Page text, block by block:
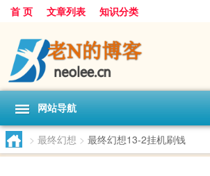
首 页 文章列表 知识分类
网站导航
> 最终幻想 > 最终幻想13-2挂机刷钱